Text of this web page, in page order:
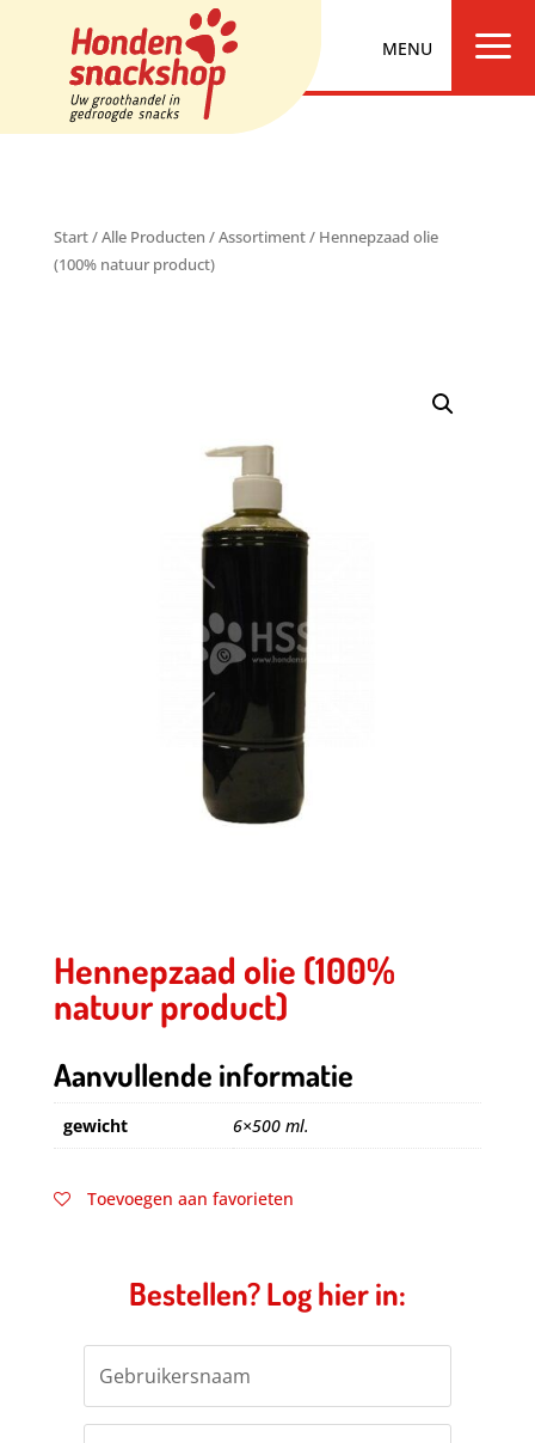
a
Start/Alle Producten /Assortiment/ Hennepzaad olie
(100% natuur product)
Hennepzaad olie (100%
natuur product)
Aanvullende informatie
gewicht 6×500 ml.
Toevoegen aan favorieten
Bestellen? Log hier in: